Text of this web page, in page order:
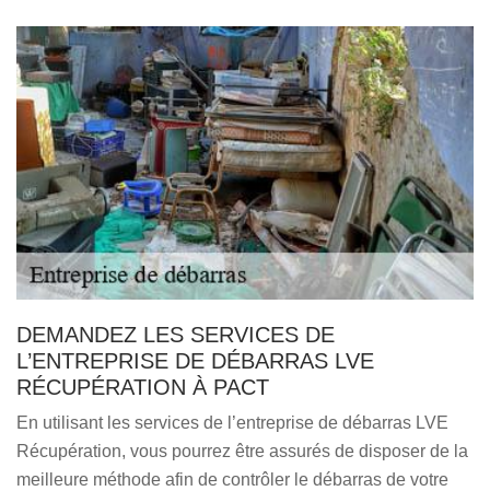
DEMANDEZ LES SERVICES DE
L’ENTREPRISE DE DÉBARRAS LVE
RÉCUPÉRATION À PACT
En utilisant les services de l’entreprise de débarras LVE
Récupération, vous pourrez être assurés de disposer de la
meilleure méthode afin de contrôler le débarras de votre